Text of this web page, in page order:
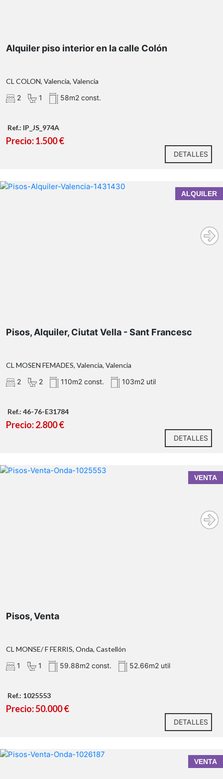
Alquiler piso interior en la calle Colón
CL COLON, Valencia, Valencia
2
1 58m2 const.
Ref.: IP_JS_974A
Precio: 1.500 €
DETALLES
ALQUILER
Pisos, Alquiler, Ciutat Vella - Sant Francesc
CL MOSEN FEMADES, Valencia, Valencia
2
2 110m2 const. 103m2 util
Ref.: 46-76-E31784
Precio: 2.800 €
DETALLES
VENTA
Pisos, Venta
CL MONSE/ F FERRIS, Onda, Castellón
1
1 59.88m2 const. 52.66m2 util
Ref.: 1025553
Precio: 50.000 €
DETALLES
VENTA